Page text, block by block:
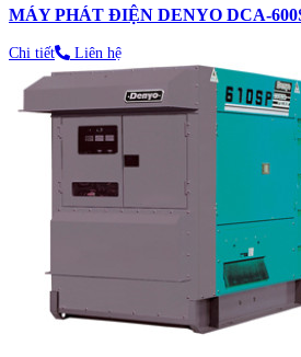
MÁY PHÁT ĐIỆN DENYO DCA-
Chi tiết Liên hệ